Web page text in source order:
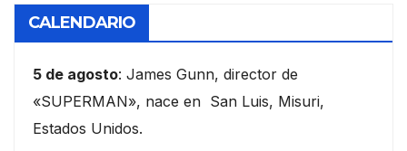
CALENDARIO
5 de agosto: James Gunn, director de
«SUPERMAN», nace en San Luis, Misuri,
Estados Unidos.